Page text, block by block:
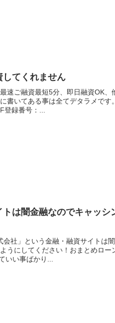
してくれません
速ご融資最短5分、即日融資OK、
書いてある事は全てデタラメです
登録番号：...
は闇金融なのでキャッシ
社」という金融・融資サイトは
うにしてください！おまとめロー
いい事ばかり...